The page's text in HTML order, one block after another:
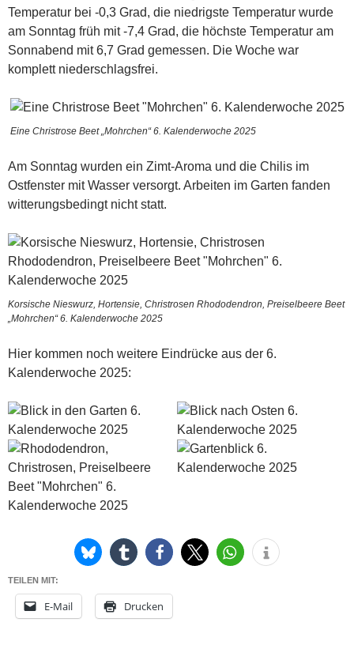
Temperatur bei -0,3 Grad, die niedrigste Temperatur wurde
am Sonntag früh mit -7,4 Grad, die höchste Temperatur am
Sonnabend mit 6,7 Grad gemessen. Die Woche war
komplett niederschlagsfrei.
Eine Christrose Beet „Mohrchen“ 6. Kalenderwoche 2025
Am Sonntag wurden ein Zimt-Aroma und die Chilis im
Ostfenster mit Wasser versorgt. Arbeiten im Garten fanden
witterungsbedingt nicht statt.
Korsische Nieswurz, Hortensie, Christrosen Rhododendron, Preiselbeere Beet
„Mohrchen“ 6. Kalenderwoche 2025
Hier kommen noch weitere Eindrücke aus der 6.
Kalenderwoche 2025:
TEILEN MIT:
E-Mail Drucken